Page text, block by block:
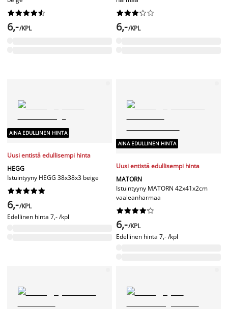






6,-/KPL






6,-/KPL
AINA EDULLINEN HINTA
Uusi entistä edullisempi hinta
HEGG
Istuintyyny HEGG 38x38x3 beige






6,-/KPL
Edellinen hinta 7,- /kpl
AINA EDULLINEN HINTA
Uusi entistä edullisempi hinta
MATORN
Istuintyyny MATORN 42x41x2cm
vaaleanharmaa






6,-/KPL
Edellinen hinta 7,- /kpl